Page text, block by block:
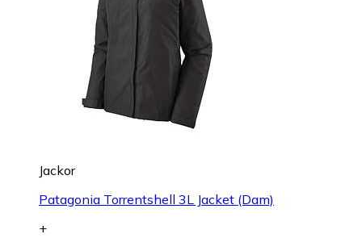
Jackor
Patagonia Torrentshell 3L Jacket (Dam)
+